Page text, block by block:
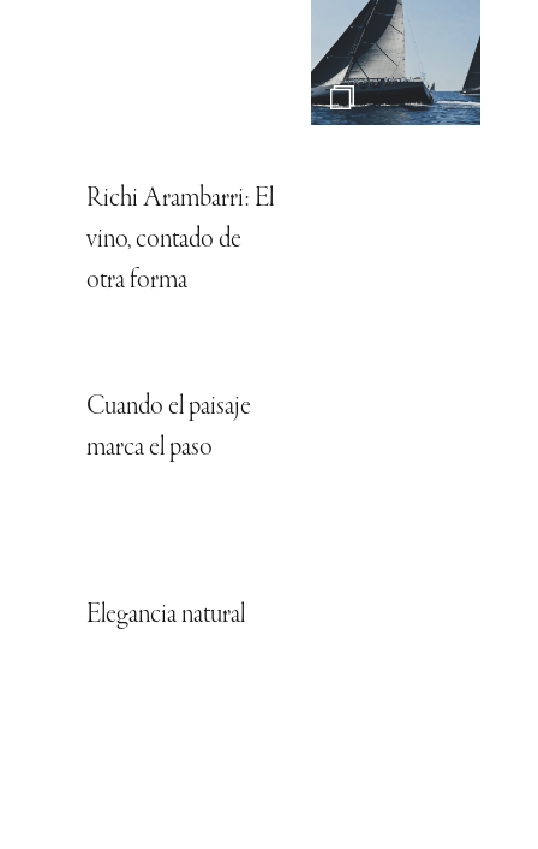
Richi Arambarri: El
vino, contado de
otra forma
Cuando el paisaje
marca el paso
Elegancia natural